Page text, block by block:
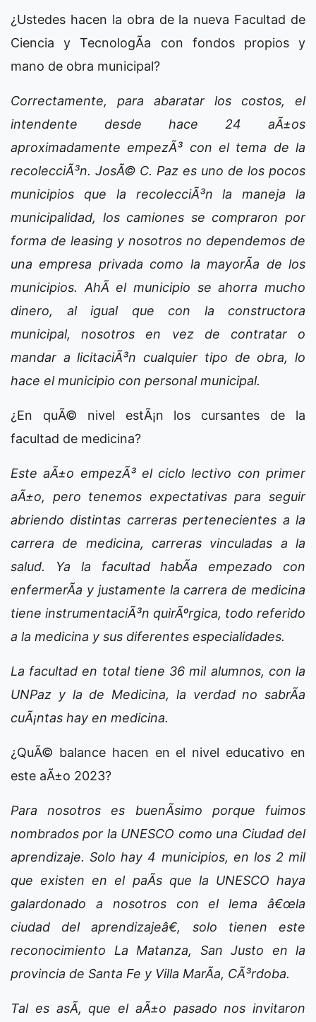
¿Ustedes hacen la obra de la nueva Facultad de
Ciencia y TecnologÃ­a con fondos propios y
mano de obra municipal?
Correctamente, para abaratar los costos, el
intendente desde hace 24 aÃ±os
aproximadamente empezÃ³ con el tema de la
recolecciÃ³n. JosÃ© C. Paz es uno de los pocos
municipios que la recolecciÃ³n la maneja la
municipalidad, los camiones se compraron por
forma de leasing y nosotros no dependemos de
una empresa privada como la mayorÃ­a de los
municipios. AhÃ­ el municipio se ahorra mucho
dinero, al igual que con la constructora
municipal, nosotros en vez de contratar o
mandar a licitaciÃ³n cualquier tipo de obra, lo
hace el municipio con personal municipal.
¿En quÃ© nivel estÃ¡n los cursantes de la
facultad de medicina?
Este aÃ±o empezÃ³ el ciclo lectivo con primer
aÃ±o, pero tenemos expectativas para seguir
abriendo distintas carreras pertenecientes a la
carrera de medicina, carreras vinculadas a la
salud. Ya la facultad habÃ­a empezado con
enfermerÃ­a y justamente la carrera de medicina
tiene instrumentaciÃ³n quirÃºrgica, todo referido
a la medicina y sus diferentes especialidades.
La facultad en total tiene 36 mil alumnos, con la
UNPaz y la de Medicina, la verdad no sabrÃ­a
cuÃ¡ntas hay en medicina.
¿QuÃ© balance hacen en el nivel educativo en
este aÃ±o 2023?
Para nosotros es buenÃ­simo porque fuimos
nombrados por la UNESCO como una Ciudad del
aprendizaje. Solo hay 4 municipios, en los 2 mil
que existen en el paÃ­s que la UNESCO haya
galardonado a nosotros con el lema â€œla
ciudad del aprendizajeâ€, solo tienen este
reconocimiento La Matanza, San Justo en la
provincia de Santa Fe y Villa MarÃ­a, CÃ³rdoba.
Tal es asÃ­, que el aÃ±o pasado nos invitaron